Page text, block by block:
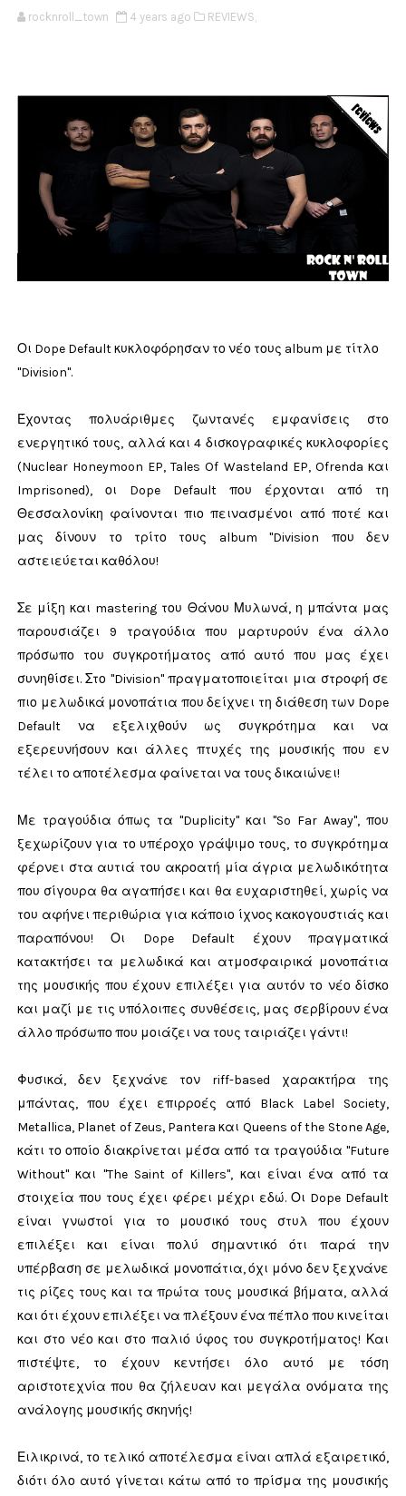
rocknroll_town 4 years ago REVIEWS,
Οι Dope Default κυκλοφόρησαν το νέο τους album με τίτλο
"Division".
Έχοντας πολυάριθμες ζωντανές εμφανίσεις στο
ενεργητικό τους, αλλά και 4 δισκογραφικές κυκλοφορίες
(Nuclear Honeymoon EP, Tales Of Wasteland EP, Ofrenda και
Imprisoned), οι Dope Default που έρχονται από τη
Θεσσαλονίκη φαίνονται πιο πεινασμένοι από ποτέ και
μας δίνουν το τρίτο τους album "Division που δεν
αστειεύεται καθόλου!
Σε μίξη και mastering του Θάνου Μυλωνά, η μπάντα μας
παρουσιάζει 9 τραγούδια που μαρτυρούν ένα άλλο
πρόσωπο του συγκροτήματος από αυτό που μας έχει
συνηθίσει. Στο "Division" πραγματοποιείται μια στροφή σε
πιο μελωδικά μονοπάτια που δείχνει τη διάθεση των Dope
Default να εξελιχθούν ως συγκρότημα και να
εξερευνήσουν και άλλες πτυχές της μουσικής που εν
τέλει το αποτέλεσμα φαίνεται να τους δικαιώνει!
Με τραγούδια όπως τα "Duplicity" και "So Far Away", που
ξεχωρίζουν για το υπέροχο γράψιμο τους, το συγκρότημα
φέρνει στα αυτιά του ακροατή μία άγρια μελωδικότητα
που σίγουρα θα αγαπήσει και θα ευχαριστηθεί, χωρίς να
του αφήνει περιθώρια για κάποιο ίχνος κακογουστιάς και
παραπόνου! Οι Dope Default έχουν πραγματικά
κατακτήσει τα μελωδικά και ατμοσφαιρικά μονοπάτια
της μουσικής που έχουν επιλέξει για αυτόν το νέο δίσκο
και μαζί με τις υπόλοιπες συνθέσεις, μας σερβίρουν ένα
άλλο πρόσωπο που μοιάζει να τους ταιριάζει γάντι!
Φυσικά, δεν ξεχνάνε τον riff-based χαρακτήρα της
μπάντας, που έχει επιρροές από Black Label Society,
Metallica, Planet of Zeus, Pantera και Queens of the Stone Age,
κάτι το οποίο διακρίνεται μέσα από τα τραγούδια "Future
Without" και "The Saint of Killers", και είναι ένα από τα
στοιχεία που τους έχει φέρει μέχρι εδώ. Οι Dope Default
είναι γνωστοί για το μουσικό τους στυλ που έχουν
επιλέξει και είναι πολύ σημαντικό ότι παρά την
υπέρβαση σε μελωδικά μονοπάτια, όχι μόνο δεν ξεχνάνε
τις ρίζες τους και τα πρώτα τους μουσικά βήματα, αλλά
και ότι έχουν επιλέξει να πλέξουν ένα πέπλο που κινείται
και στο νέο και στο παλιό ύφος του συγκροτήματος! Και
πιστέψτε, το έχουν κεντήσει όλο αυτό με τόση
αριστοτεχνία που θα ζήλευαν και μεγάλα ονόματα της
ανάλογης μουσικής σκηνής!
Ειλικρινά, το τελικό αποτέλεσμα είναι απλά εξαιρετικό,
διότι όλο αυτό γίνεται κάτω από το πρίσμα της μουσικής